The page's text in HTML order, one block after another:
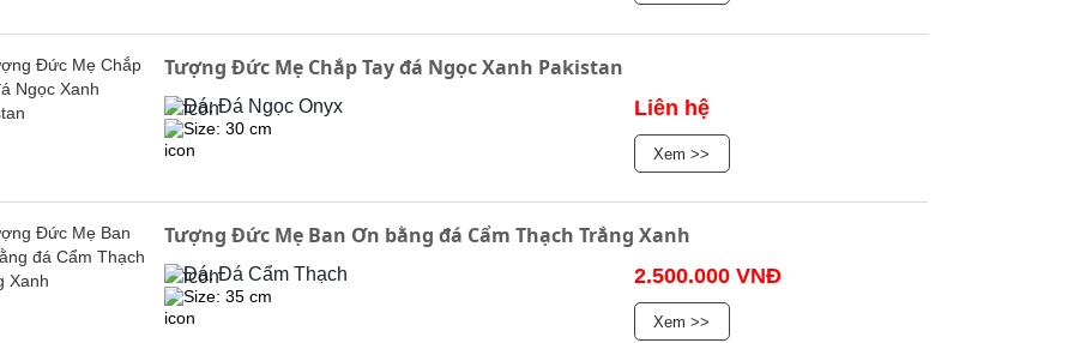
Tượng Đức Mẹ Chắp Tay đá Ngọc Xanh Pakistan
Đá: Đá Ngọc Onyx
Size: 30 cm
Liên hệ
Xem >>
Tượng Đức Mẹ Ban Ơn bằng đá Cẩm Thạch Trắng Xanh
Đá: Đá Cẩm Thạch
Size: 35 cm
2.500.000 VNĐ
Xem >>